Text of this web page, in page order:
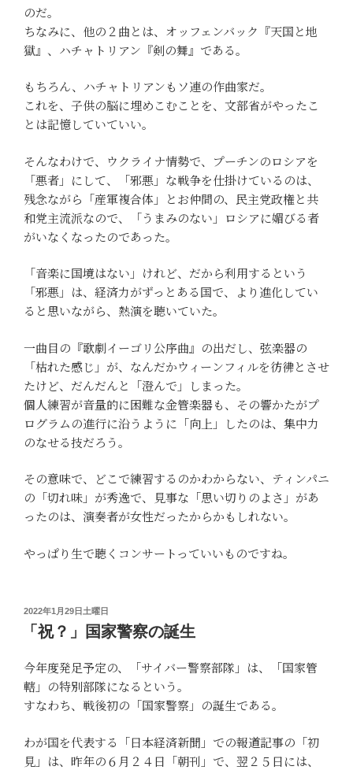
のだ。
ちなみに、他の２曲とは、オッフェンバック『天国と地
獄』、ハチャトリアン『剣の舞』である。
もちろん、ハチャトリアンもソ連の作曲家だ。
これを、子供の脳に埋めこむことを、文部省がやったこ
とは記憶していていい。
そんなわけで、ウクライナ情勢で、プーチンのロシアを
「悪者」にして、「邪悪」な戦争を仕掛けているのは、
残念ながら「産軍複合体」とお仲間の、民主党政権と共
和党主流派なので、「うまみのない」ロシアに媚びる者
がいなくなったのであった。
「音楽に国境はない」けれど、だから利用するという
「邪悪」は、経済力がずっとある国で、より進化してい
ると思いながら、熱演を聴いていた。
一曲目の『歌劇イーゴリ公序曲』の出だし、弦楽器の
「枯れた感じ」が、なんだかウィーンフィルを彷彿とさせ
たけど、だんだんと「澄んで」しまった。
個人練習が音量的に困難な金管楽器も、その響かたがプ
ログラムの進行に沿うように「向上」したのは、集中力
のなせる技だろう。
その意味で、どこで練習するのかわからない、ティンパニ
の「切れ味」が秀逸で、見事な「思い切りのよさ」があ
ったのは、演奏者が女性だったからかもしれない。
やっぱり生で聴くコンサートっていいものですね。
投
2022年1月29日土曜日
「祝？」国家警察の誕生
今年度発足予定の、「サイバー警察部隊」は、「国家管
轄」の特別部隊になるという。
すなわち、戦後初の「国家警察」の誕生である。
わが国を代表する「日本経済新聞」での報道記事の「初
見」は、昨年の６月２４日「朝刊」で、翌２５日には、